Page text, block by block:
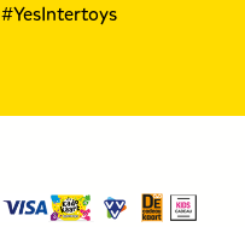
#YesIntertoys